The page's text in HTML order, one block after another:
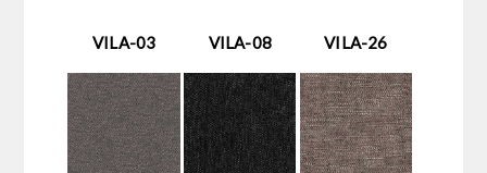
VILA-03 VILA-08 VILA-26